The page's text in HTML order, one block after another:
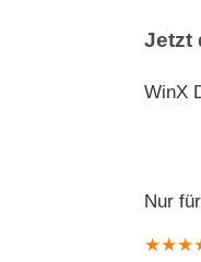
Jetzt
WinX
Nur